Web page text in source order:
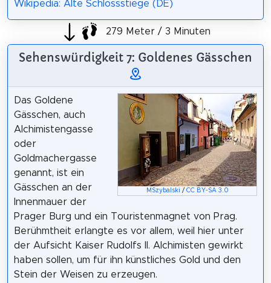
Wikipedia: Alte Schlossstiege (DE)
279 Meter / 3 Minuten
Sehenswürdigkeit 7: Goldenes Gässchen
MSzybalski / CC BY-SA 3.0
Das Goldene
Gässchen, auch
Alchimistengasse
oder
Goldmachergasse
genannt, ist ein
Gässchen an der
Innenmauer der
Prager Burg und ein Touristenmagnet von Prag.
Berühmtheit erlangte es vor allem, weil hier unter
der Aufsicht Kaiser Rudolfs II. Alchimisten gewirkt
haben sollen, um für ihn künstliches Gold und den
Stein der Weisen zu erzeugen.